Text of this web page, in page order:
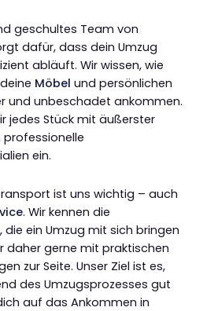
geschultes Team von
dafür, dass dein Umzug
abläuft. Wir wissen, wie
Möbel und persönlichen
und unbeschadet ankommen.
jedes Stück mit äußerster
ein.
ist uns wichtig – auch
. Wir kennen die
die ein Umzug mit sich bringen
daher gerne mit praktischen
zur Seite. Unser Ziel ist es,
des Umzugsprozesses gut
auf das Ankommen in